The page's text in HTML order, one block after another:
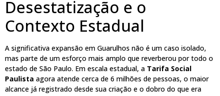
Desestatização e o
Contexto Estadual
A significativa expansão em Guarulhos não é um caso isolado,
mas parte de um esforço mais amplo que reverberou por todo o
estado de São Paulo. Em escala estadual, a Tarifa Social
Paulista agora atende cerca de 6 milhões de pessoas, o maior
alcance já registrado desde sua criação e o dobro do que era